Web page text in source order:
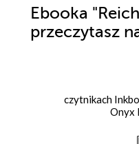
Ebooka
przeczytasz
czytnikach
Onyx